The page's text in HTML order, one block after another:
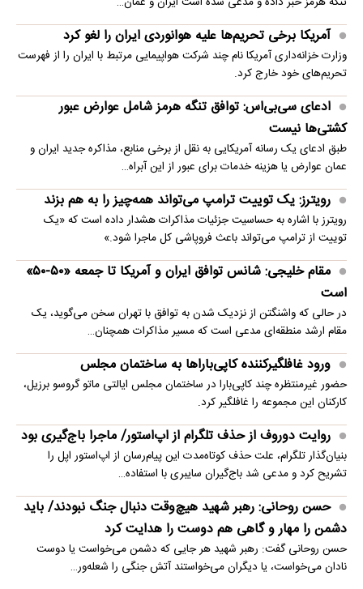
آمریکا برخی تحریم‌ها علیه هوانوردی ایران را لغو کرد
وزارت خزانه‌داری آمریکا نام چند شرکت هواپیمایی مرتبط با ایران را از فهرست
تحریم‌های خود خارج کرد.
ادعای سی‌بی‌اس: توافق تنگه هرمز شامل عوارض عبور
کشتی‌ها نیست
طبق ادعای یک رسانه آمریکایی به نقل از برخی منابع، مذاکره جدید ایران و
عمان عوارض یا هزینه خدمات برای عبور از این آبراه…
رویترز: یک توییت ترامپ می‌تواند همه‌چیز را به هم بزند
رویترز با اشاره به حساسیت جزئیات مذاکرات هشدار داده است که «یک
توییت از ترامپ می‌تواند باعث فروپاشی کل ماجرا شود.»
مقام خلیجی: شانس توافق ایران و آمریکا تا جمعه «۵۰-۵۰»
است
در حالی که واشنگتن از نزدیک شدن به توافق با تهران سخن می‌گوید، یک
مقام ارشد منطقه‌ای مدعی است که مسیر مذاکرات همچنان…
ورود غافلگیرکننده کاپی‌باراها به ساختمان مجلس
حضور غیرمنتظره چند کاپی‌بارا در ساختمان مجلس ایالتی ماتو گروسو برزیل،
کارکنان این مجموعه را غافلگیر کرد.
روایت دوروف از حذف تلگرام از اپ‌استور/ ماجرا باج‌گیری بود
بنیان‌گذار تلگرام، علت حذف کوتاه‌مدت این پیام‌رسان از اپ‌استور اپل را
تشریح کرد و مدعی شد باج‌گیران سایبری با استفاده…
حسن روحانی: رهبر شهید هیچ‌وقت دنبال جنگ نبودند/ باید
دشمن را مهار و گاهی هم دوست را هدایت کرد
حسن روحانی گفت: رهبر شهید هر جایی که دشمن می‌خواست یا دوست
نادان می‌خواست، یا دیگران می‌خواستند آتش جنگی را شعله‌ور…